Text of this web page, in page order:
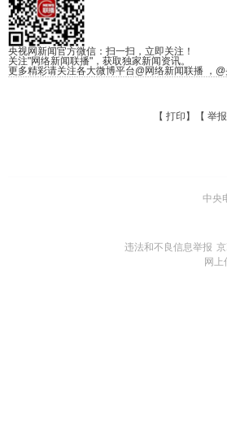
央视网新闻官方微信：扫一扫，立即关注！
关注"网络新闻联播"，获取独家新闻资讯。
更多精彩请关注各大微博平台@网络新闻联播 ，@
【 打印 】【 举
中央
违法和不良信息举报
网上